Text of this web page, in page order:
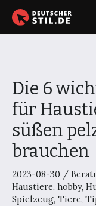
Zum
Inhalt
Die 6
für
süßen
brauchen
2023-08-30 /
Haustiere, hobby,
Spielzeug, Tiere,